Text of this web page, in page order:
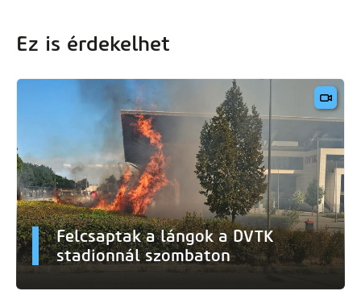
Ez is érdekelhet
Felcsaptak a lángok a DVTK
stadionnál szombaton